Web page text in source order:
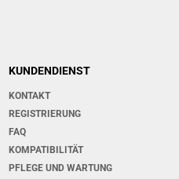
KUNDENDIENST
KONTAKT
REGISTRIERUNG
FAQ
KOMPATIBILITÄT
PFLEGE UND WARTUNG